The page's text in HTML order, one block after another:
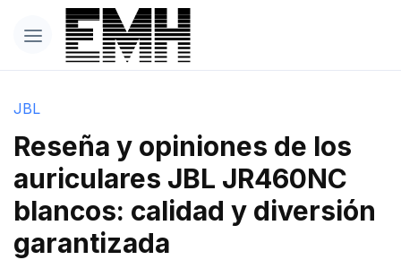
JBL
Reseña y opiniones de los
auriculares JBL JR460NC
blancos: calidad y diversión
garantizada